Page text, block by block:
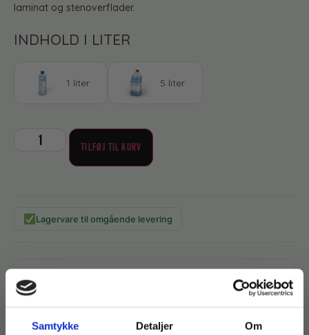
Samtykke Detaljer Om
laminat og stenoverflader.
INDHOLD I LITER
1 liter 5 liter
TILFØJ TIL KURV
Lagervare til omgående levering
Produktdokumentation